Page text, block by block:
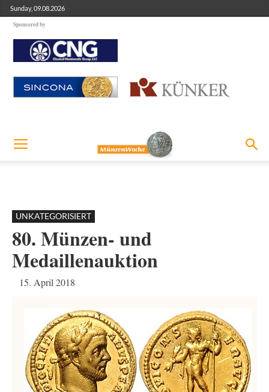
Sunday, 09.08.2026
Sponsored by
UNKATEGORISIERT
80. Münzen- und
Medaillenauktion
15. April 2018